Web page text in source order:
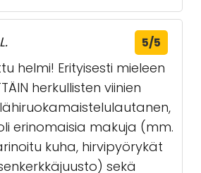
5/5
helmi! Erityisesti mieleen
herkullisten viinien
erinomaisia makuja (mm.
kuha, hirvipyörykät
sekä